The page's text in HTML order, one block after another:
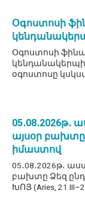
Օգոստոսի
Օգոստոսի
կենդանակերպի
օգոստոսը
05․08․2026թ․
այսօր բախտը
իմաստով
05․08․2026թ․
բախտը Ձեզ
ԽՈՅ (Aries,